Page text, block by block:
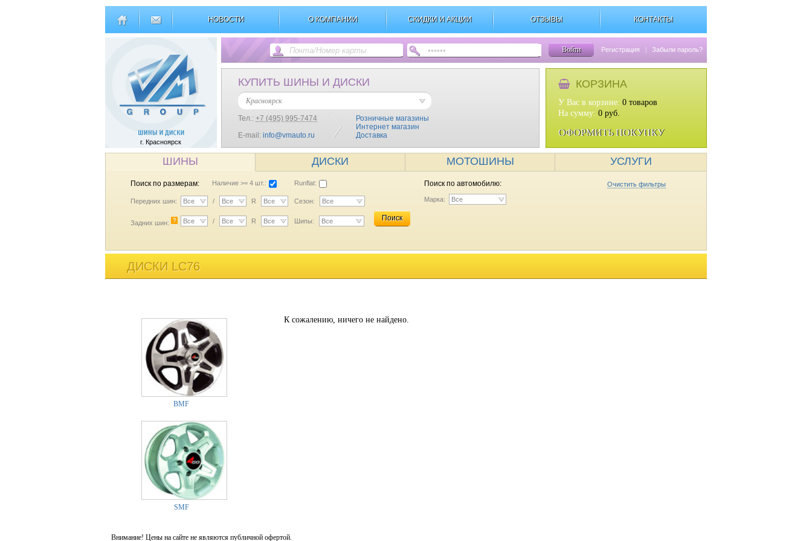
НОВОСТИ О КОМПАНИИ СКИДКИ И АКЦИИ ОТЗЫВЫ КОНТАКТЫ
г. Красноярск
Войти Регистрация | Забыли пароль?
КУПИТЬ ШИНЫ И ДИСКИ
Красноярск
Тел.: +7 (495) 995-7474
E-mail: info@vmauto.ru
Розничные магазины
Интернет магазин
Доставка
КОРЗИНА
У Вас в корзине: 0 товаров
На сумму: 0 руб.
ОФОРМИТЬ ПОКУПКУ
ШИНЫ ДИСКИ МОТОШИНЫ УСЛУГИ
Поиск по размерам: Наличие >= 4 шт.: Runflat:
Передних шин: Все / Все R Все Сезон: Все
Задних шин: ? Все / Все R Все Шипы: Все Поиск
Поиск по автомобилю: Очистить фильтры
Марка: Все
ДИСКИ LC76
BMF
SMF
К сожалению, ничего не найдено.
Внимание! Цены на сайте не являются публичной офертой.